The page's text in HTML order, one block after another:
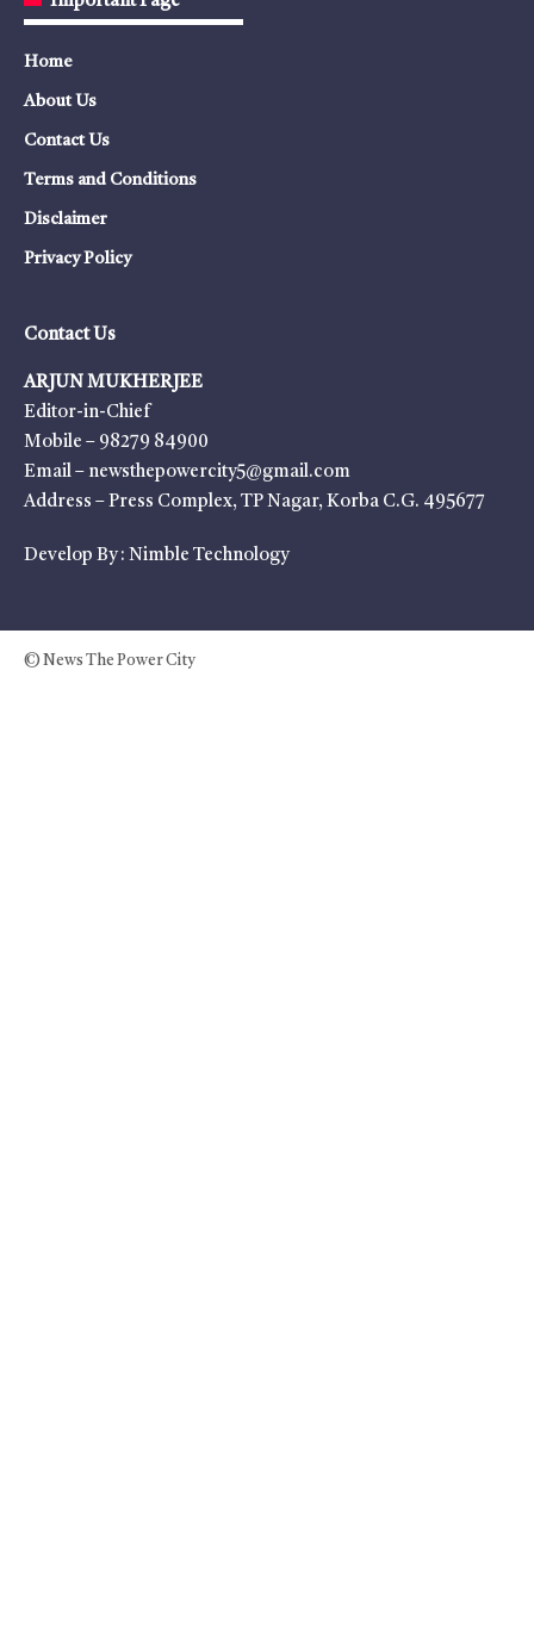
Home
About Us
Contact Us
Terms and Conditions
Disclaimer
Privacy Policy
Contact Us
ARJUN MUKHERJEE
Editor-in-Chief
Mobile – 98279 84900
Email – newsthepowercity5@gmail.com
Address – Press Complex, TP Nagar, Korba C.G. 495677
Develop By : Nimble Technology
© News The Power City